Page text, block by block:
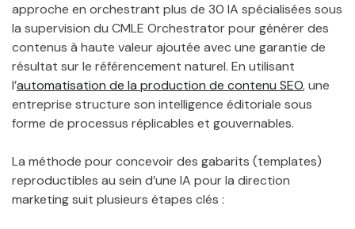
approche en orchestrant plus de 30 IA spécialisées sous
la supervision du CMLE Orchestrator pour générer des
contenus à haute valeur ajoutée avec une garantie de
résultat sur le référencement naturel. En utilisant
l’automatisation de la production de contenu SEO, une
entreprise structure son intelligence éditoriale sous
forme de processus réplicables et gouvernables.
La méthode pour concevoir des gabarits (templates)
reproductibles au sein d’une IA pour la direction
marketing suit plusieurs étapes clés :